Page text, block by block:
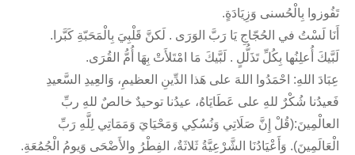
تَفُوزوا بِالْحُسنى وَزِيَادَةٍ.
أَنَا لَسْتُ في الحُجّاجِ يَا رَبَّ الوَرَى . لَكنَّ قَلْبِيَ بِالْمَحَبّةِ كَبَّرا.
لَبَّيكَ أُعلِنُها بِكُلِّ تَذَلُّلٍ . لَبَّيكَ مَا امْتَلأَتْ بِهَا أُمُّ القُرَى.
عِبَادَ اللهِ: احْمَدُوا اللهَ على هَذا الدِّينِ العظيمِ، وَالعِيدِ السَّعيدِ
فَعيدُنا شُكْرٌ للهِ على عَطَايَاهُ، عيدُنا توحيدٌ خالصٌ للهِ ربِّ
العالْمِينَ:(قُلْ إِنَّ صَلَاتِي وَنُسُكِي وَمَحْيَايَ وَمَمَاتِي لِلَّهِ رَبِّ
الْعَالَمِينَ). وَأَعْيَادُنَا الشَّرْعِيَّةُ ثَلاثَةٌ، الفِطْرُ والأَضْحَى وَيومُ الْجُمُعَةِ.